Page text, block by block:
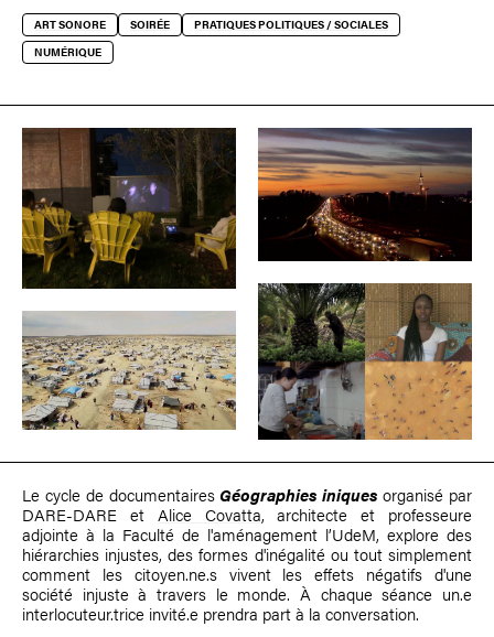
ART SONORE SOIRÉE
PRATIQUES POLITIQUES / SOCIALES
NUMÉRIQUE
Le cycle de documentairesGéographies iniques organisé par
DARE-DARE et Alice Covatta, architecte et professeure
adjointe à la Faculté de l'aménagement l’UdeM, explore des
hiérarchies injustes, des formes d'inégalité ou tout simplement
comment les citoyen.ne.s vivent les effets négatifs d'une
société injuste à travers le monde. À chaque séance un.e
interlocuteur.trice invité.e prendra part à la conversation.